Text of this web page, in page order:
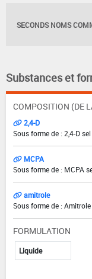
SECONDS NOMS
Substances et
COMPOSITION (DE
2,4-D
Sous forme de : 2,4-D
MCPA
Sous forme de : MCPA
amitrole
Sous forme de :
FORMULATION
Liquide